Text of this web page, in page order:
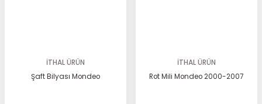
İTHAL ÜRÜN
Şaft Bilyası Mondeo
İTHAL ÜRÜN
Rot Mili Mondeo 2000-2007